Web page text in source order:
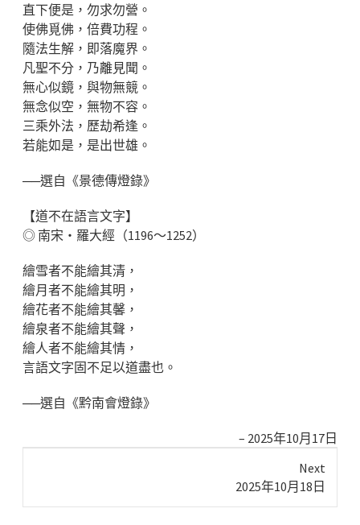
直下便是，勿求勿營。
使佛覓佛，倍費功程。
隨法生解，即落魔界。
凡聖不分，乃離見聞。
無心似鏡，與物無競。
無念似空，無物不容。
三乘外法，歷劫希逢。
若能如是，是出世雄。
──選自《景德傳燈錄》
【道不在語言文字】
◎ 南宋‧羅大經（1196～1252）
繪雪者不能繪其清，
繪月者不能繪其明，
繪花者不能繪其馨，
繪泉者不能繪其聲，
繪人者不能繪其情，
言語文字固不足以道盡也。
──選自《黔南會燈錄》
2025年10月17日
Next
2025年10月18日